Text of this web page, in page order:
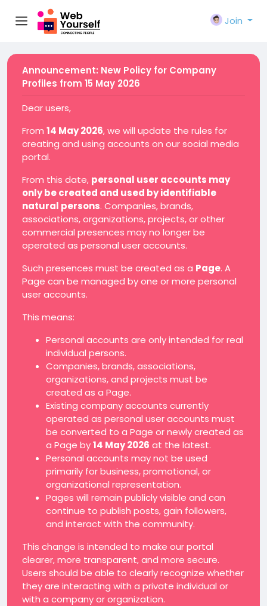
Join
Announcement: New Policy for Company
Profiles from 15 May 2026
Dear users,
From 14 May 2026, we will update the rules for
creating and using accounts on our social media
portal.
From this date, personal user accounts may
only be created and used by identifiable
natural persons. Companies, brands,
associations, organizations, projects, or other
commercial presences may no longer be
operated as personal user accounts.
Such presences must be created as a Page. A
Page can be managed by one or more personal
user accounts.
This means:
Personal accounts are only intended for real
individual persons.
Companies, brands, associations,
organizations, and projects must be
created as a Page.
Existing company accounts currently
operated as personal user accounts must
be converted to a Page or newly created as
a Page by14 May 2026 at the latest.
Personal accounts may not be used
primarily for business, promotional, or
organizational representation.
Pages will remain publicly visible and can
continue to publish posts, gain followers,
and interact with the community.
This change is intended to make our portal
clearer, more transparent, and more secure.
Users should be able to clearly recognize whether
they are interacting with a private individual or
with a company or organization.